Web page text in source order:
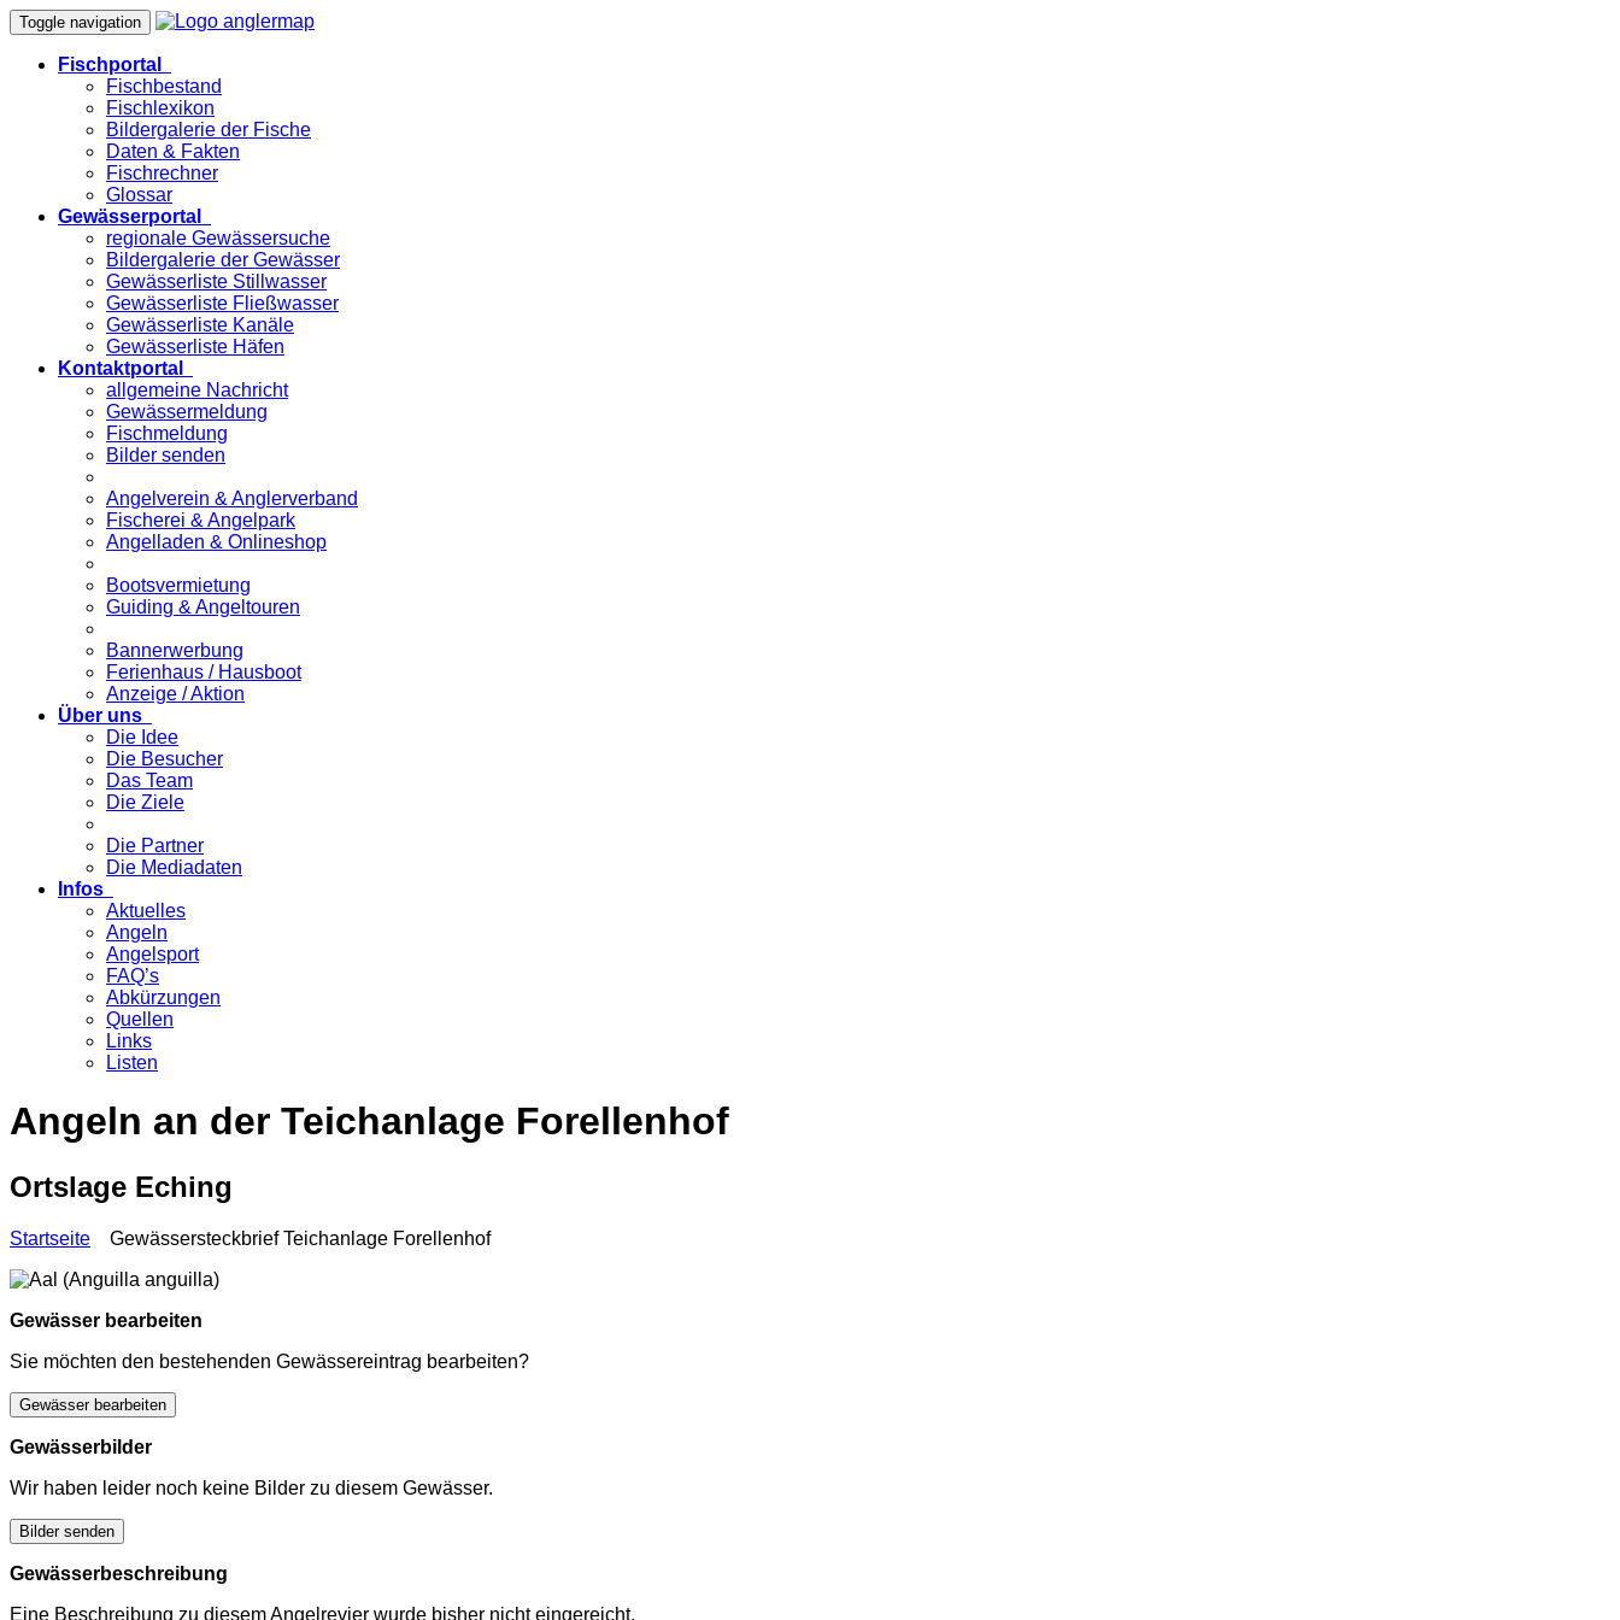
Toggle navigation
Fischportal
Fischbestand
Fischlexikon
Bildergalerie der Fische
Daten & Fakten
Fischrechner
Glossar
Gewässerportal
regionale Gewässersuche
Bildergalerie der Gewässer
Gewässerliste Stillwasser
Gewässerliste Fließwasser
Gewässerliste Kanäle
Gewässerliste Häfen
Kontaktportal
allgemeine Nachricht
Gewässermeldung
Fischmeldung
Bilder senden
Angelverein & Anglerverband
Fischerei & Angelpark
Angelladen & Onlineshop
Bootsvermietung
Guiding & Angeltouren
Bannerwerbung
Ferienhaus / Hausboot
Anzeige / Aktion
Über uns
Die Idee
Die Besucher
Das Team
Die Ziele
Die Partner
Die Mediadaten
Infos
Aktuelles
Angeln
Angelsport
FAQ’s
Abkürzungen
Quellen
Links
Listen
Angeln an der Teichanlage Forellenhof
Ortslage Eching
Startseite Gewässersteckbrief Teichanlage Forellenhof
Gewässer bearbeiten
Sie möchten den bestehenden Gewässereintrag bearbeiten?
Gewässer bearbeiten
Gewässerbilder
Wir haben leider noch keine Bilder zu diesem Gewässer.
Bilder senden
Gewässerbeschreibung
Eine Beschreibung zu diesem Angelrevier wurde bisher nicht eingereicht.